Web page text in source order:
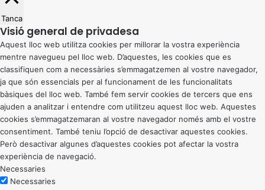
Tanca
Visió general de privadesa
Aquest lloc web utilitza cookies per millorar la vostra experiència
mentre navegueu pel lloc web. D’aquestes, les cookies que es
classifiquen com a necessàries s’emmagatzemen al vostre navegador,
ja que són essencials per al funcionament de les funcionalitats
bàsiques del lloc web. També fem servir cookies de tercers que ens
ajuden a analitzar i entendre com utilitzeu aquest lloc web. Aquestes
cookies s’emmagatzemaran al vostre navegador només amb el vostre
consentiment. També teniu l’opció de desactivar aquestes cookies.
Però desactivar algunes d’aquestes cookies pot afectar la vostra
experiència de navegació.
Necessaries
Necessaries